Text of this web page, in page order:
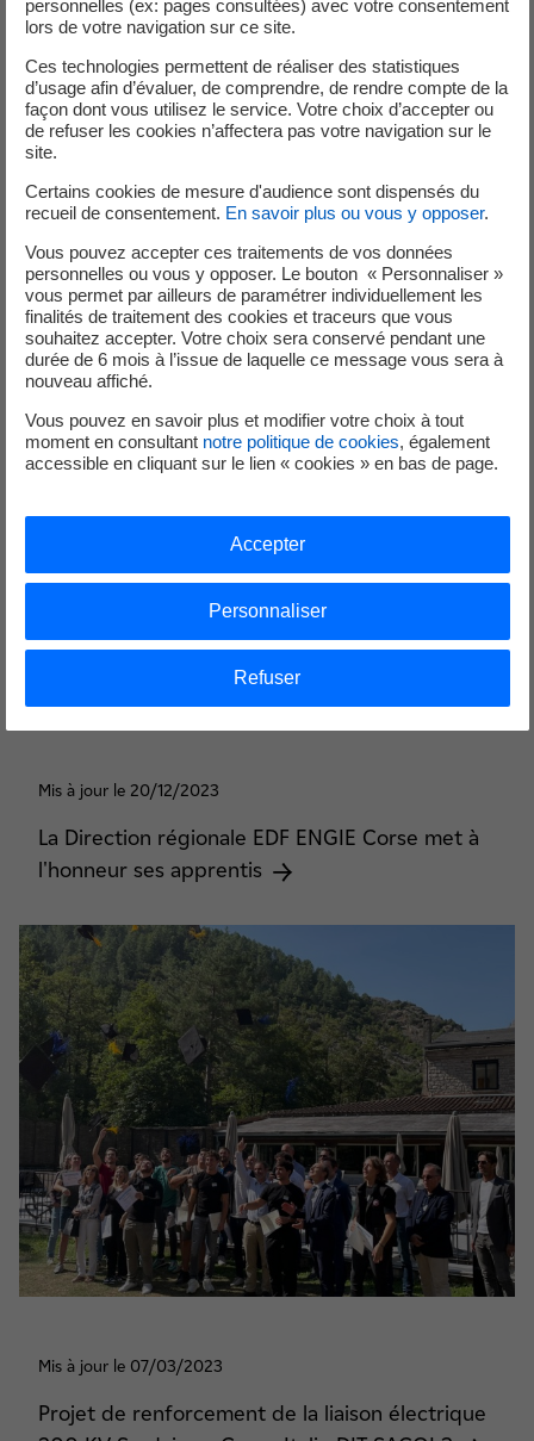
Mis à jour le 08/04/2024
unis pour la protection du Gypaète Barbu av...
Mis à jour le 20/12/2023
La Direction régionale EDF ENGIE Corse met à
l'honneur ses apprentis
Mis à jour le 07/03/2023
Projet de renforcement de la liaison électrique
personnelles (ex: pages consultées) avec votre consentement
lors de votre navigation sur ce site.
Ces technologies permettent de réaliser des statistiques
d’usage afin d’évaluer, de comprendre, de rendre compte de la
façon dont vous utilisez le service. Votre choix d’accepter ou
de refuser les cookies n’affectera pas votre navigation sur le
site.
Certains cookies de mesure d'audience sont dispensés du
recueil de consentement. En savoir plus ou vous y opposer.
Vous pouvez accepter ces traitements de vos données
personnelles ou vous y opposer. Le bouton « Personnaliser »
vous permet par ailleurs de paramétrer individuellement les
finalités de traitement des cookies et traceurs que vous
souhaitez accepter. Votre choix sera conservé pendant une
durée de 6 mois à l’issue de laquelle ce message vous sera à
nouveau affiché.
Vous pouvez en savoir plus et modifier votre choix à tout
moment en consultant notre politique de cookies, également
accessible en cliquant sur le lien « cookies » en bas de page.
Refuser
Personnaliser
Accepter